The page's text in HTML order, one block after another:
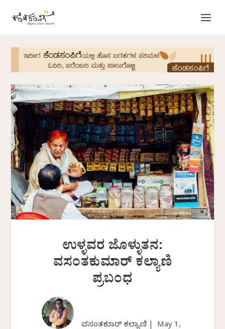
ಉಳ್ಳವರ ಜೊಳ್ಳುತನ:
ವಸಂತಕುಮಾರ್‌ ಕಲ್ಯಾಣಿ
ಪ್ರಬಂಧ
ವಸಂತಕುಮಾರ್‌ ಕಲ್ಯಾಣಿ | May 1,